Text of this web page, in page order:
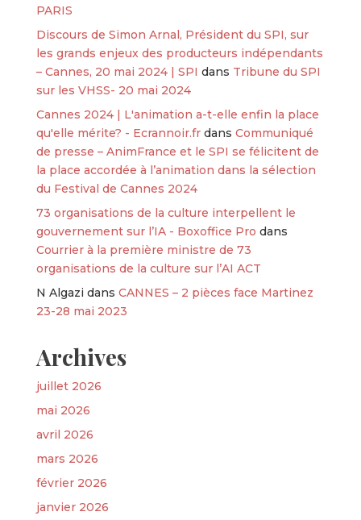
PARIS
Discours de Simon Arnal, Président du SPI, sur
les grands enjeux des producteurs indépendants
– Cannes, 20 mai 2024 | SPI dans Tribune du SPI
sur les VHSS- 20 mai 2024
Cannes 2024 | L'animation a-t-elle enfin la place
qu'elle mérite? - Ecrannoir.frdans Communiqué
de presse – AnimFrance et le SPI se félicitent de
la place accordée à l’animation dans la sélection
du Festival de Cannes 2024
73 organisations de la culture interpellent le
gouvernement sur l’IA - Boxoffice Pro dans
Courrier à la première ministre de 73
organisations de la culture sur l’AI ACT
N Algazi dans CANNES – 2 pièces face Martinez
23-28 mai 2023
Archives
juillet 2026
mai 2026
avril 2026
mars 2026
février 2026
janvier 2026